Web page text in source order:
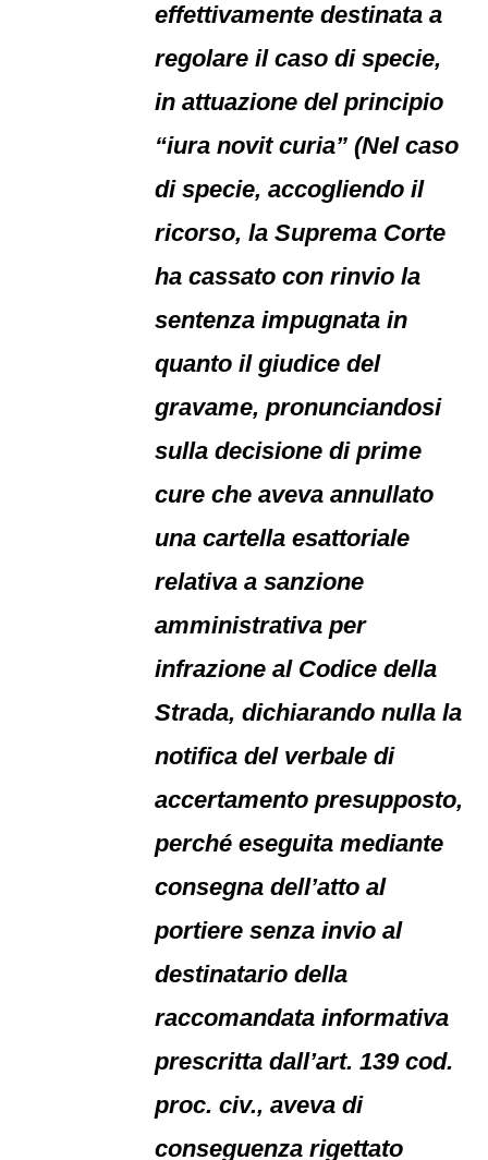
effettivamente destinata a
regolare il caso di specie,
in attuazione del principio
“iura novit curia” (Nel caso
di specie, accogliendo il
ricorso, la Suprema Corte
ha cassato con rinvio la
sentenza impugnata in
quanto il giudice del
gravame, pronunciandosi
sulla decisione di prime
cure che aveva annullato
una cartella esattoriale
relativa a sanzione
amministrativa per
infrazione al Codice della
Strada, dichiarando nulla la
notifica del verbale di
accertamento presupposto,
perché eseguita mediante
consegna dell’atto al
portiere senza invio al
destinatario della
raccomandata informativa
prescritta dall’art. 139 cod.
proc. civ., aveva di
conseguenza rigettato